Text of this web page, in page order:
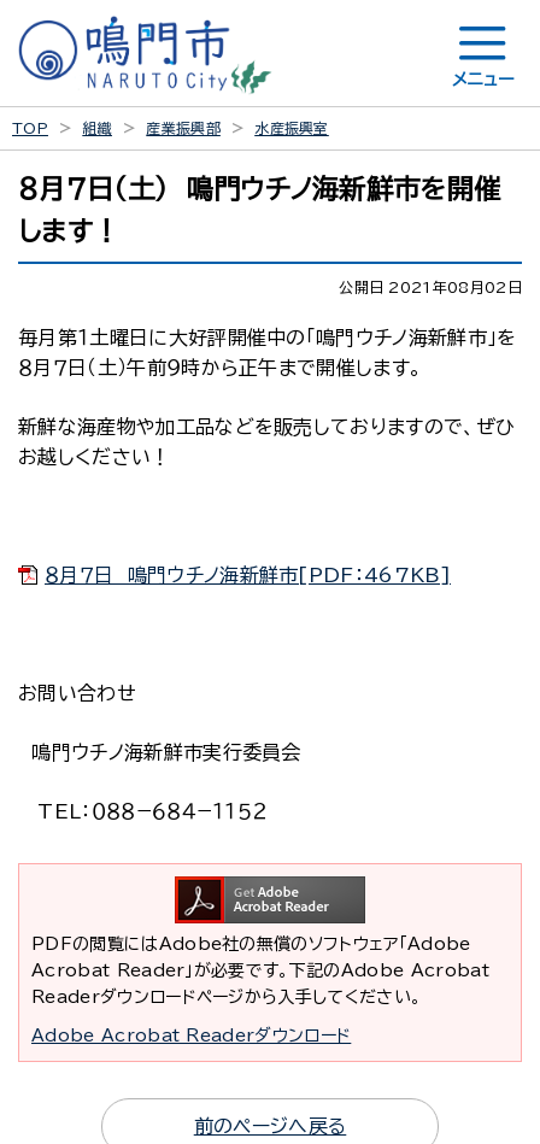
メニュー
TOP 組織 産業振興部 水産振興室
８月７日（土） 鳴門ウチノ海新鮮市を開催
します！
公開日 2021年08月02日
毎月第１土曜日に大好評開催中の「鳴門ウチノ海新鮮市」を
８月７日（土）午前９時から正午まで開催します。
新鮮な海産物や加工品などを販売しておりますので、ぜひ
お越しください！
８月７日 鳴門ウチノ海新鮮市[PDF：467KB]
お問い合わせ
鳴門ウチノ海新鮮市実行委員会
TEL：０８８−６８４−１１５２
PDFの閲覧にはAdobe社の無償のソフトウェア「Adobe
Acrobat Reader」が必要です。下記のAdobe Acrobat
Readerダウンロードページから入手してください。
Adobe Acrobat Readerダウンロード
前のページへ戻る